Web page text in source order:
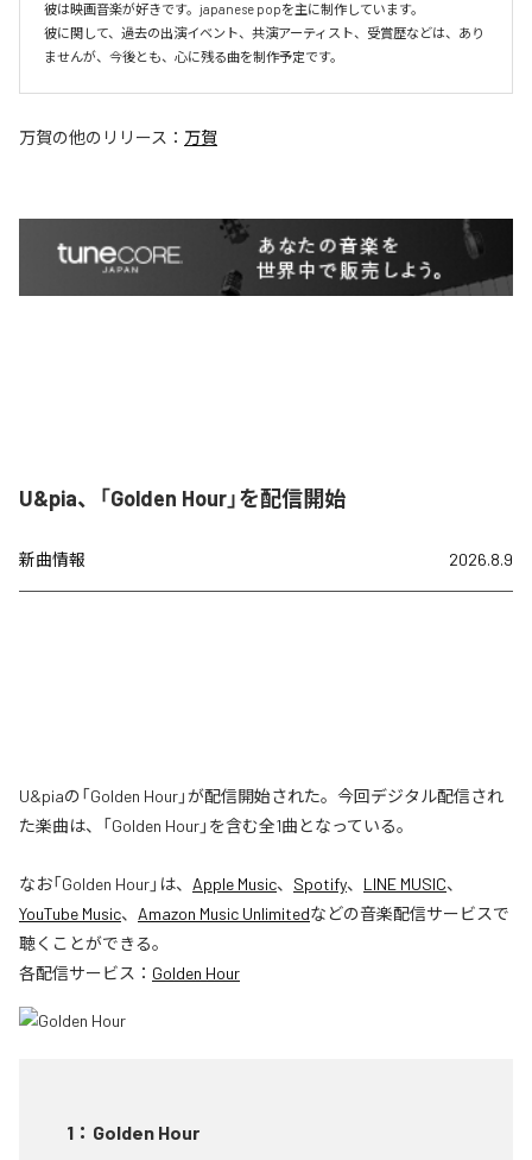
彼は映画音楽が好きです。japanese popを主に制作しています。
彼に関して、過去の出演イベント、共演アーティスト、受賞歴などは、あり
ませんが、今後とも、心に残る曲を制作予定です。
万賀の他のリリース： 万賀
U&pia、「Golden Hour」を配信開始
新曲情報 2026.8.9
U&piaの「Golden Hour」が配信開始された。今回デジタル配信され
た楽曲は、「Golden Hour」を含む全1曲となっている。
なお「Golden Hour」は、 Apple Music、 Spotify、 LINE MUSIC、
YouTube Music、 Amazon Music Unlimitedなどの音楽配信サービスで
聴くことができる。
各配信サービス： Golden Hour
1 ： Golden Hour